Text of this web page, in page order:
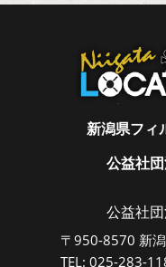
新潟県フィ
公益社
公益社
〒950-8570 新
TEL: 025-283-